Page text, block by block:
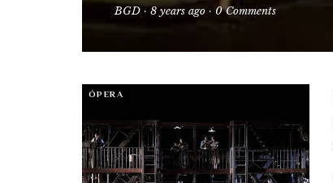
BGD · 8 years ago · 0 Comments
ÓPERA